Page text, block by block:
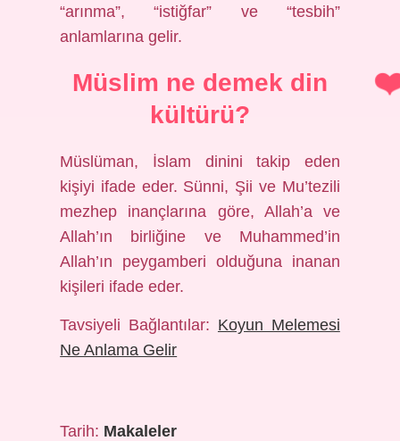
“arınma”, “istiğfar” ve “tesbih”
anlamlarına gelir.
Müslim ne demek din
kültürü?
Müslüman, İslam dinini takip eden
kişiyi ifade eder. Sünni, Şii ve Mu’tezili
mezhep inançlarına göre, Allah’a ve
Allah’ın birliğine ve Muhammed’in
Allah’ın peygamberi olduğuna inanan
kişileri ifade eder.
Tavsiyeli Bağlantılar: Koyun Melemesi
Ne Anlama Gelir
Tarih: Makaleler